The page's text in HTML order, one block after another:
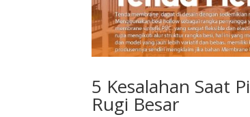
5 Kesalahan Saat
Rugi Besar